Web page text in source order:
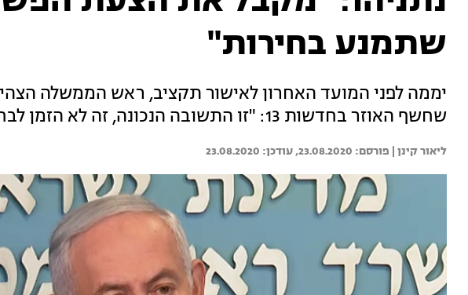
שתמנע בחירות"
יממה לפני המועד האחרון לאישור תקציב, ראש הממשלה
שחשף האוזר בחדשות 13: "זו התשובה הנכונה, זה לא הזמן לבחירות - זה הזמן לאחדות"
ליאור קינן | 23.08.2020
23.08.2020